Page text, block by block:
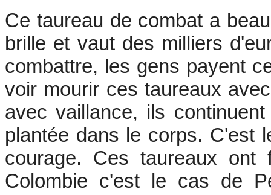
Ce taureau de combat a
brille et vaut des milliers
combattre, les gens payent
voir mourir ces taureaux
avec vaillance, ils
plantée dans le corps. C'est
courage. Ces taureaux
Colombie c'est le cas de